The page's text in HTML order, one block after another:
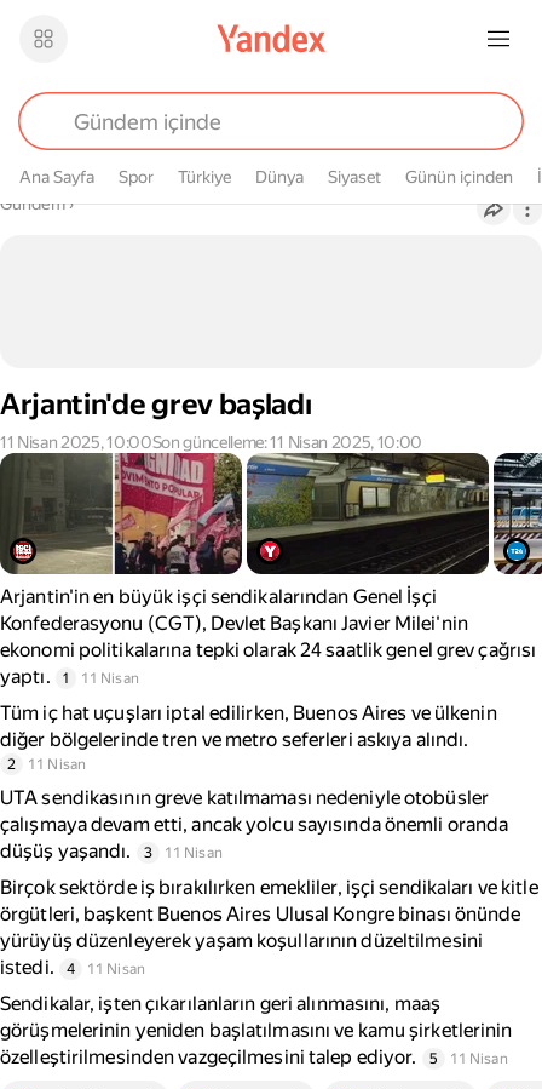
Ana Sayfa Spor Türkiye Dünya Siyaset Günün içinden
Buradasın
Gündem›
Arjantin'de grev başladı
11 Nisan 2025, 10:00Son güncelleme: 11 Nisan 2025, 10:00
Arjantin'in en büyük işçi sendikalarından Genel İşçi
Konfederasyonu (CGT), Devlet Başkanı Javier Milei'nin
ekonomi politikalarına tepki olarak 24 saatlik genel grev çağrısı
yaptı.
1 11 Nisan
Tüm iç hat uçuşları iptal edilirken, Buenos Aires ve ülkenin
diğer bölgelerinde tren ve metro seferleri askıya alındı.
2 11 Nisan
UTA sendikasının greve katılmaması nedeniyle otobüsler
çalışmaya devam etti, ancak yolcu sayısında önemli oranda
düşüş yaşandı.
3 11 Nisan
Birçok sektörde iş bırakılırken emekliler, işçi sendikaları ve kitle
örgütleri, başkent Buenos Aires Ulusal Kongre binası önünde
yürüyüş düzenleyerek yaşam koşullarının düzeltilmesini
istedi.
4 11 Nisan
Sendikalar, işten çıkarılanların geri alınmasını, maaş
görüşmelerinin yeniden başlatılmasını ve kamu şirketlerinin
özelleştirilmesinden vazgeçilmesini talep ediyor.
5 11 Nisan